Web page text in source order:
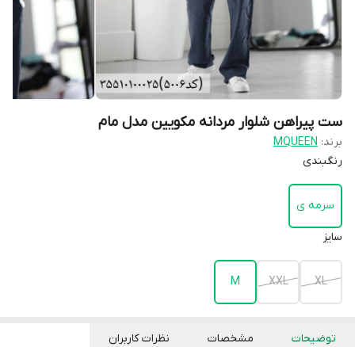
ست پیراهن شلوار مردانه مکویین مدل مام
برند: MQUEEN
رنگبندی
سرمه ی
سایز
XL
XXL
M
توضیحات مشخصات نظرات کاربران